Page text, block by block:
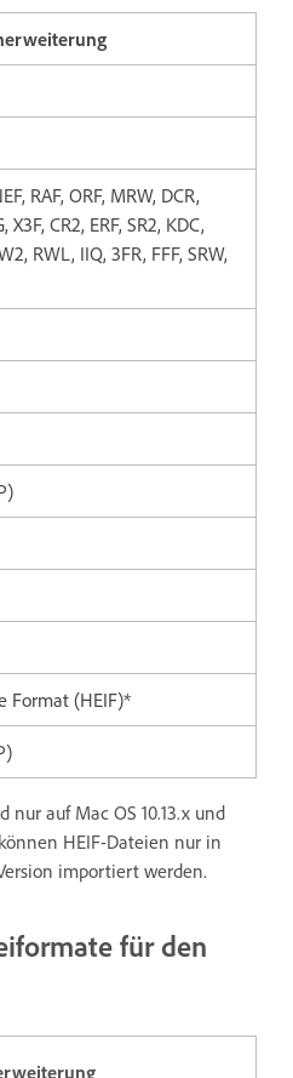
RAF, ORF, MRW, DCR,
X3F, CR2, ERF, SR2, KDC,
RWL, IIQ, 3FR, FFF, SRW,
Format (HEIF)*
nur auf Mac OS 10.13.x und
HEIF-Dateien nur in
importiert werden.
für den